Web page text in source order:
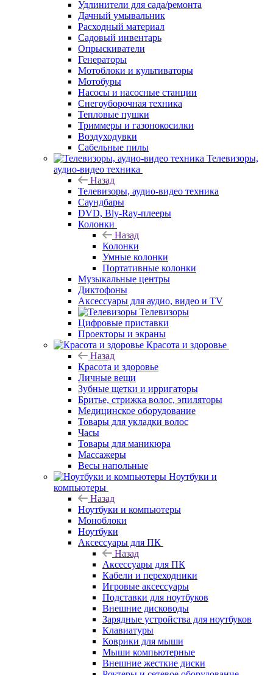
Удлинители для сада/ремонта
Дачный умывальник
Расходный материал
Садовый инвентарь
Опрыскиватели
Генераторы
Мотоблоки и культиваторы
Мотобуры
Насосы и насосные станции
Снегоуборочная техника
Тепловые пушки
Триммеры и газонокосилки
Воздуходувки
Сабельные пилы
Телевизоры,
аудио-видео техника
Назад
Телевизоры, аудио-видео техника
Саундбары
DVD, Bly-Ray-плееры
Колонки
Назад
Колонки
Умные колонки
Портативные колонки
Музыкальные центры
Диктофоны
Аксессуары для аудио, видео и TV
Телевизоры
Цифровые приставки
Проекторы и экраны
Красота и здоровье
Назад
Красота и здоровье
Личные вещи
Зубные щетки и ирригаторы
Бритье, стрижка волос, эпиляторы
Медицинское оборудование
Товары для укладки волос
Часы
Товары для маникюра
Массажеры
Весы напольные
Ноутбуки и
компьютеры
Назад
Ноутбуки и компьютеры
Моноблоки
Ноутбуки
Аксессуары для ПК
Назад
Аксессуары для ПК
Кабели и переходники
Игровые аксессуары
Подставки для ноутбуков
Внешние дисководы
Зарядные устройства для ноутбуков
Клавиатуры
Коврики для мыши
Мыши компьютерные
Внешние жесткие диски